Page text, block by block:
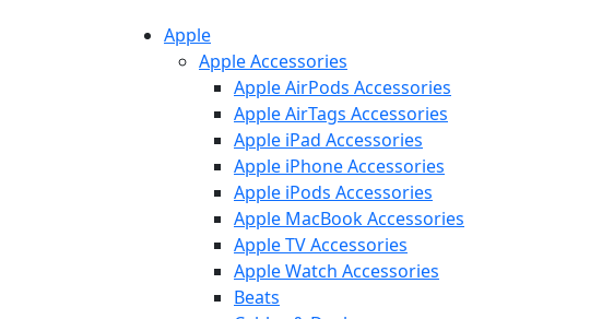
Apple
Apple Accessories
Apple AirPods Accessories
Apple AirTags Accessories
Apple iPad Accessories
Apple iPhone Accessories
Apple iPods Accessories
Apple MacBook Accessories
Apple TV Accessories
Apple Watch Accessories
Beats